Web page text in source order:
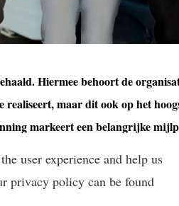
Hiermee behoort de
maar dit ook op het
markeert een belangrijke
user experience and help us
privacy policy can be found